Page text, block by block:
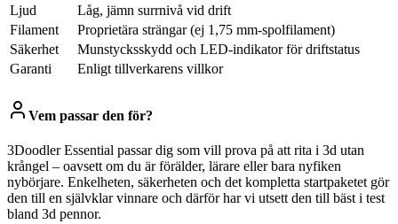
Ljud
Låg, jämn surrnivå vid drift
Filament
Proprietära strängar (ej 1,75 mm-spolfilament)
Säkerhet
Munstycksskydd och LED-indikator för driftstatus
Garanti
Enligt tillverkarens villkor
Vem passar den för?
3Doodler Essential passar dig som vill prova på att rita i 3d utan
krångel – oavsett om du är förälder, lärare eller bara nyfiken
nybörjare. Enkelheten, säkerheten och det kompletta startpaketet gör
den till en självklar vinnare och därför har vi utsett den till bäst i test
bland 3d pennor.